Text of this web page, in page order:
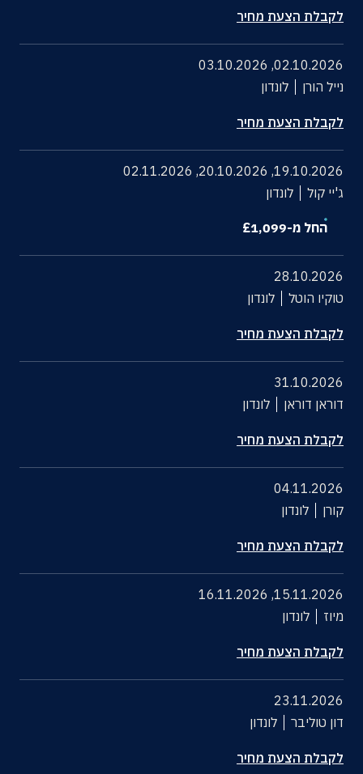
לקבלת הצעת מחיר
02.10.2026
,
03.10.2026
נייל הורן
לונדון
לקבלת הצעת מחיר
19.10.2026
,
20.10.2026
,
02.11.2026
ג'יי קול
לונדון
החל מ-1,099
£
28.10.2026
טוקיו הוטל
לונדון
לקבלת הצעת מחיר
31.10.2026
דוראן דוראן
לונדון
לקבלת הצעת מחיר
04.11.2026
קורן
לונדון
לקבלת הצעת מחיר
15.11.2026
,
16.11.2026
מיוז
לונדון
לקבלת הצעת מחיר
23.11.2026
דון טוליבר
לונדון
לקבלת הצעת מחיר